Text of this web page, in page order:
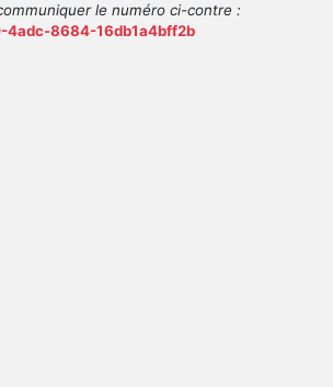
le numéro ci-contre :
8684-16db1a4bff2b